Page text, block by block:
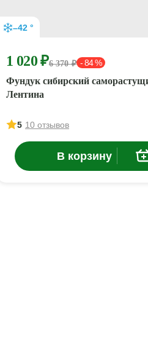
–42 °
1 020 ₽6 370 ₽ - 84 %
Фундук сибирский
Лентина
5 10 отзывов
В корзину